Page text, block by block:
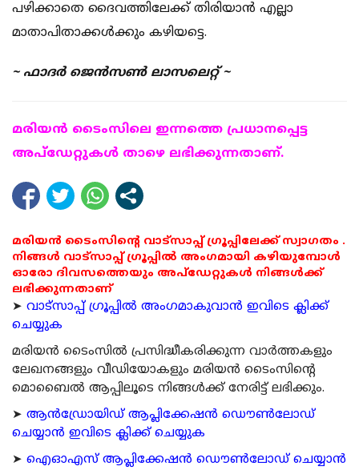
പഴിക്കാതെ ദൈവത്തിലേക്ക് തിരിയാൻ എല്ലാ
മാതാപിതാക്കൾക്കും കഴിയട്ടെ.
~ ഫാദർ ജെൻസൺ ലാസലെറ്റ് ~
മരിയന്‍ ടൈംസിലെ ഇന്നത്തെ പ്രധാനപ്പെട്ട
അപ്ഡേറ്റുകള്‍ താഴെ ലഭിക്കുന്നതാണ്.
മരിയൻ ടൈംസിന്റെ വാട്സാപ്പ് ഗ്രൂപ്പിലേക്ക് സ്വാഗതം .
നിങ്ങൾ വാട്സാപ്പ് ഗ്രൂപ്പിൽ അംഗമായി കഴിയുമ്പോൾ
ഓരോ ദിവസത്തെയും അപ്ഡേറ്റുകൾ നിങ്ങൾക്ക്
ലഭിക്കുന്നതാണ്
➤ വാട്സാപ്പ് ഗ്രൂപ്പിൽ അംഗമാകുവാൻ ഇവിടെ ക്ലിക്ക്
ചെയ്യുക
മരിയന്‍ ടൈംസില്‍ പ്രസിദ്ധീകരിക്കുന്ന വാര്‍ത്തകളും
ലേഖനങ്ങളും വീഡിയോകളും മരിയന്‍ ടൈംസിന്റെ
മൊബൈല്‍ ആപ്പിലൂടെ നിങ്ങള്‍ക്ക് നേരിട്ട് ലഭിക്കും.
➤ ആന്‍ഡ്രോയിഡ് ആപ്ലിക്കേഷന്‍ ഡൌണ്‍ലോഡ്
ചെയ്യാന്‍ ഇവിടെ ക്ലിക്ക് ചെയ്യുക
➤ ഐഓഎസ് ആപ്ലിക്കേഷന്‍ ഡൌണ്‍ലോഡ് ചെയ്യാന്‍